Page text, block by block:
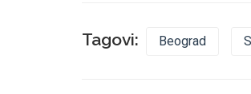
Tagovi: Beograd